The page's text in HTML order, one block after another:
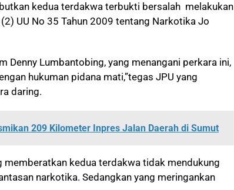
kedua terdakwa terbukti bersalah melakukan
UU No 35 Tahun 2009 tentang Narkotika Jo
Denny Lumbantobing, yang menangani perkara ini,
hukuman pidana mati,”tegas JPU yang
daring.
209 Kilometer Inpres Jalan Daerah di Sumut
memberatkan kedua terdakwa tidak mendukung
narkotika. Sedangkan yang meringankan